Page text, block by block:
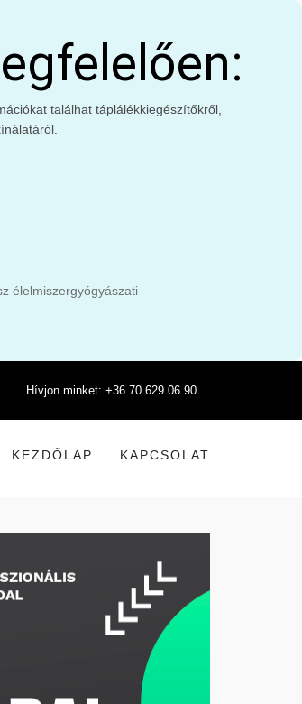
találhat táplálékkiegészítőkről,
élelmiszergyógyászati
Hívjon minket: +36 70 629 06 90
KEZDŐLAP KAPCSOLAT